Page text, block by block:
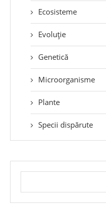
Ecosisteme
Evoluție
Genetică
Microorganisme
Plante
Specii dispărute